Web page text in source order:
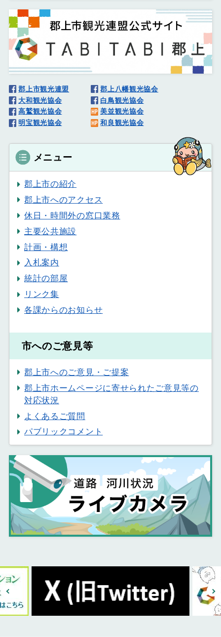
郡上市観光連盟
郡上八幡観光協会
大和観光協会
白鳥観光協会
高鷲観光協会
美並観光協会
明宝観光協会
和良観光協会
メニュー
郡上市の紹介
郡上市へのアクセス
休日・時間外の窓口業務
主要公共施設
計画・構想
入札案内
統計の部屋
リンク集
各課からのお知らせ
市へのご意見等
郡上市へのご意見・ご提案
郡上市ホームページに寄せられたご意見等の
対応状況
よくあるご質問
パブリックコメント